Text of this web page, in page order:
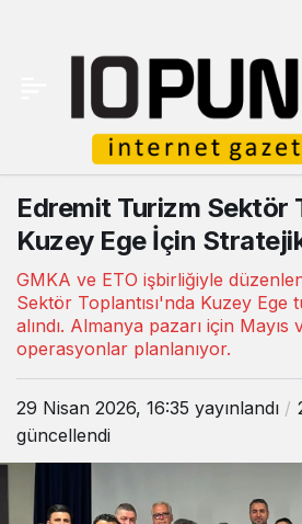
Edremit Turizm Sektör
Kuzey Ege İçin
GMKA ve ETO işbirliğiyle
Sektör Toplantısı'nda Kuzey Ege
alındı. Almanya pazarı için
operasyonlar planlanıyor.
29 Nisan 2026, 16:35 yayınlandı
güncellendi